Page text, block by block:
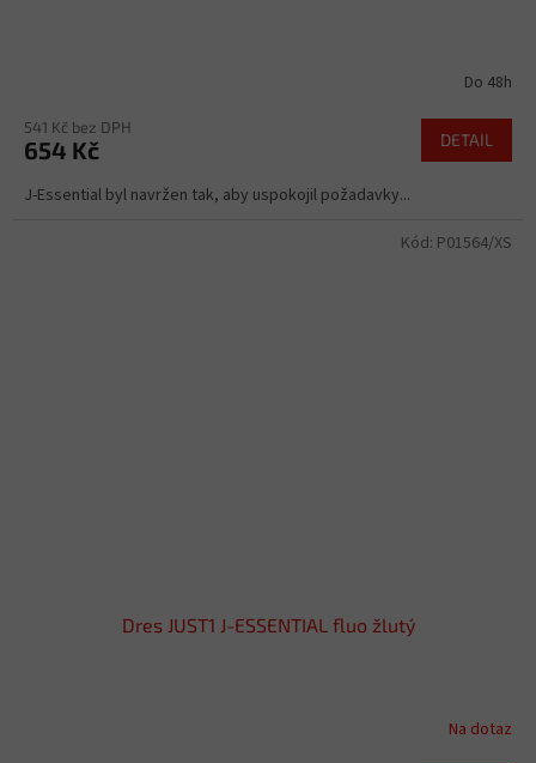
Do 48h
541 Kč bez DPH
654 Kč DETAIL
J-Essential byl navržen tak, aby uspokojil požadavky...
Dres JUST1 J-ESSENTIAL fluo žlutý
Na dotaz
Kód: P01564/XS